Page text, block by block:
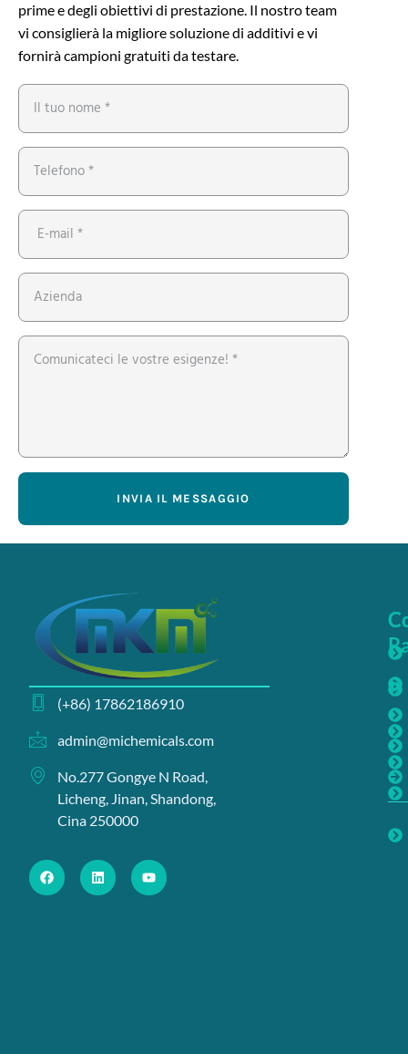
prime e degli obiettivi di prestazione. Il nostro team
vi consiglierà la migliore soluzione di additivi e vi
fornirà campioni gratuiti da testare.
INVIA IL MESSAGGIO
(+86) 17862186910
admin@michemicals.com
No.277 Gongye N Road,
Licheng, Jinan, Shandong,
Cina 250000